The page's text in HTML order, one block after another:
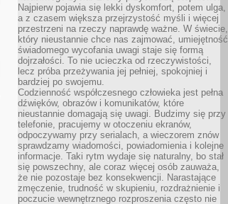
Najpierw pojawia się lekki dyskomfort, potem ulga,
a z czasem większa przejrzystość myśli i więcej
przestrzeni na rzeczy naprawdę ważne. W świecie,
który nieustannie chce nas zajmować, umiejętność
świadomego wycofania uwagi staje się formą
dojrzałości. To nie ucieczka od rzeczywistości,
lecz próba przeżywania jej pełniej, spokojniej i
bardziej po swojemu.
Codzienność współczesnego człowieka jest pełna
dźwięków, obrazów i komunikatów, które
nieustannie domagają się uwagi. Budzimy się przy
telefonie, pracujemy w otoczeniu ekranów,
odpoczywamy przy serialach, a wieczorem znów
sprawdzamy wiadomości, powiadomienia i kolejne
informacje. Taki rytm wydaje się naturalny, bo stał
się powszechny, ale coraz więcej osób zauważa,
że nie pozostaje bez konsekwencji. Narastające
zmęczenie, trudność w skupieniu, rozdrażnienie i
poczucie wewnętrznego rozproszenia często nie